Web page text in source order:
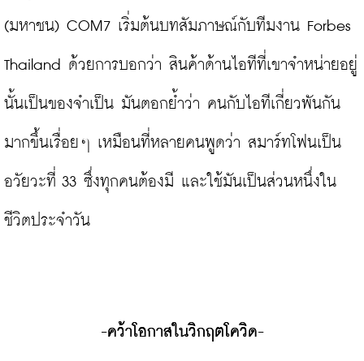
(มหาชน) COM7 เริ่มต้นบทสัมภาษณ์กับทีมงาน Forbes
Thailand ด้วยการบอกว่า สินค้าด้านไอทีที่เขาจำหน่ายอยู่
นั้นเป็นของจำเป็น มันตอกย้ำว่า คนกับไอทีเกี่ยวพันกัน
มากขึ้นเรื่อยๆ เหมือนที่หลายคนพูดว่า สมาร์ทโฟนเป็น
อวัยวะที่ 33 ซึ่งทุกคนต้องมี และใช้มันเป็นส่วนหนึ่งใน
ชีวิตประจำวัน
-คว้าโอกาสในวิกฤตโควิด-